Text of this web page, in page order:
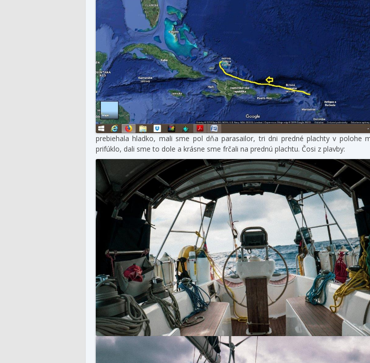
prebiehala hladko, mali sme pol dňa parasailor, tri dni predné plachty v polohe
prifúklo, dali sme to dole a krásne sme frčali na prednú plachtu. Čosi z plavby: